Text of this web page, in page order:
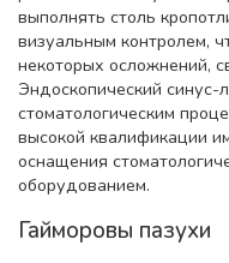
выполнять столь
визуальным контролем,
некоторых осложнений,
Эндоскопический синус-
стоматологическим
высокой квалификации
оснащения
оборудованием.
Гайморовы пазухи